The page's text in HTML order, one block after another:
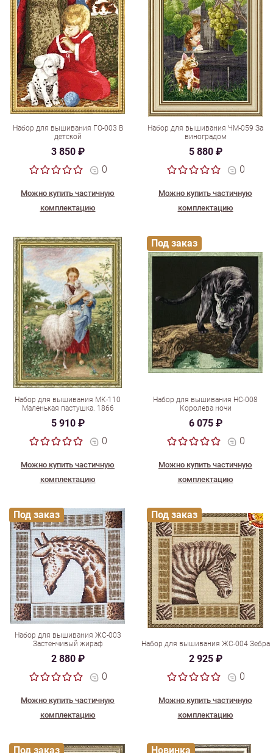
Набор для вышивания ГО-003 В
детской
3 850 ₽
0
Можно купить частичную
комплектацию
Набор для вышивания ЧМ-059 За
виноградом
5 880 ₽
0
Можно купить частичную
комплектацию
Набор для вышивания МК-110
Маленькая пастушка. 1866
5 910 ₽
0
Можно купить частичную
комплектацию
Набор для вышивания НС-008
Королева ночи
6 075 ₽
0
Можно купить частичную
комплектацию
Под заказ
Набор для вышивания ЖС-003
Застенчивый жираф
2 880 ₽
0
Можно купить частичную
комплектацию
Под заказ
Набор для вышивания ЖС-004 Зебра
2 925 ₽
0
Можно купить частичную
комплектацию
Под заказ
Под заказ Новинка